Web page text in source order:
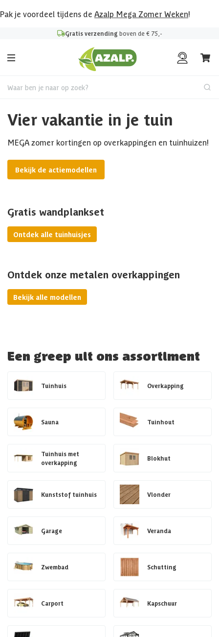
Pak je voordeel tijdens de Azalp Mega Zomer Weken!
Gratis verzending boven de € 75,-
Waar ben je naar op zoek?
Vier vakantie in je tuin
MEGA zomer kortingen op overkappingen en tuinhuizen!
Bekijk de actiemodellen
Gratis wandplankset
Ontdek alle tuinhuisjes
Ontdek onze metalen overkappingen
Bekijk alle modellen
Een greep uit ons assortiment
Tuinhuis Overkapping
Sauna Tuinhout
Tuinhuis met
overkapping
Blokhut
Kunststof tuinhuis Vlonder
Garage Veranda
Zwembad Schutting
Carport Kapschuur